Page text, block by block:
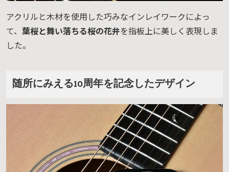
アクリルと木材を使用した巧みなインレイワークによっ
て、 葉桜と舞い落ちる桜の花弁を指板上に美しく表現しま
した。
随所にみえる10周年を記念したデザイン